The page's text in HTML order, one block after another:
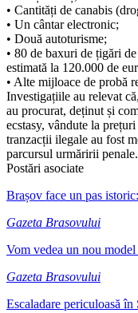
• Cantități de canabis
• Un cântar electronic;
• Două autoturisme;
• 80 de baxuri de țigări
estimată la 120.000 de
• Alte mijloace de probă
Investigațiile au relevat
au procurat, deținut și
ecstasy, vândute la
tranzacții ilegale au fost
parcursul urmăririi penale.
Postări asociate
Brașov face un pas
Gazeta Brasovului
Vom vedea un nou
Gazeta Brasovului
Escaladare periculoasă